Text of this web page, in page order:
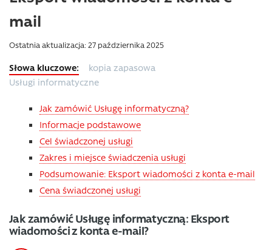
mail
Ostatnia aktualizacja: 27 października 2025
kopia zapasowa
Usługi informatyczne
Jak zamówić Usługę informatyczną?
Informacje podstawowe
Cel świadczonej usługi
Zakres i miejsce świadczenia usługi
Podsumowanie: Eksport wiadomości z konta e-mail
Cena świadczonej usługi
Jak zamówić Usługę informatyczną: Eksport
wiadomości z konta e-mail?